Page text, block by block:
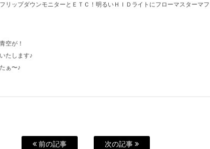
リップダウンモニターとＥＴＣ！明るいＨＩＤライトにフローマスターマ
空が！
たします♪
ぁ〜♪
前の記事 次の記事